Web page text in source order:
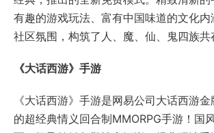
生的几率玩法，随时领略大话西游手游
《大话西游2热血版》
《大话西游热血版》为网易推出的大话家
景，人魔仙鬼经典种族搭配，酷爽人宠
和流畅的打击快感，全模式操作体验，独